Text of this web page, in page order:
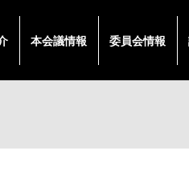
本会議情報 委員会情報